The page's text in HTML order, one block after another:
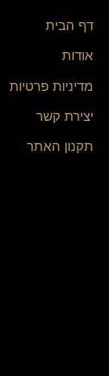
דף הבית
אודות
מדיניות פרטיות
יצירת קשר
תקנון האתר